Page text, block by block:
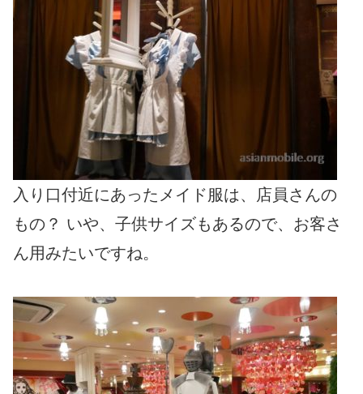
入り口付近にあったメイド服は、店員さんの
もの？ いや、子供サイズもあるので、お客さ
ん用みたいですね。